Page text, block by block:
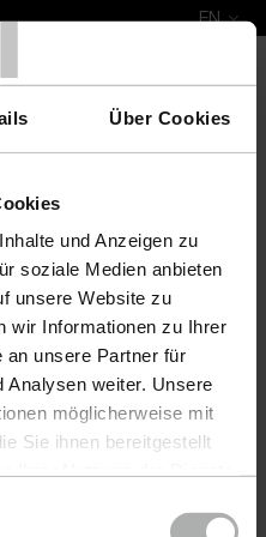
Über Cookies
und Anzeigen zu
soziale Medien anbieten
unsere Website zu
wir Informationen zu Ihrer
an unsere Partner für
Analysen weiter. Unsere
möglicherweise mit
Sie ihnen bereitgestellt
Sie unter
EN
L